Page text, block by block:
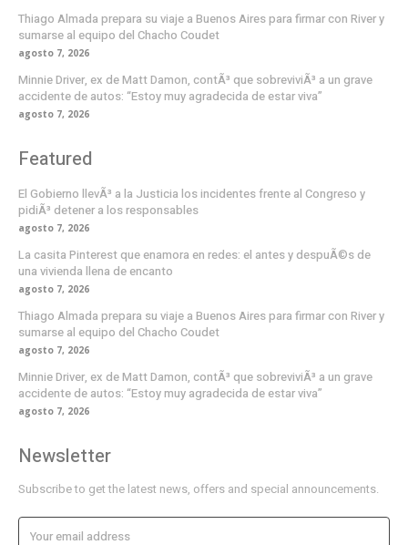
Thiago Almada prepara su viaje a Buenos Aires para firmar con River y
sumarse al equipo del Chacho Coudet
agosto 7, 2026
Minnie Driver, ex de Matt Damon, contÃ³ que sobreviviÃ³ a un grave
accidente de autos: “Estoy muy agradecida de estar viva”
agosto 7, 2026
Featured
El Gobierno llevÃ³ a la Justicia los incidentes frente al Congreso y
pidiÃ³ detener a los responsables
agosto 7, 2026
La casita Pinterest que enamora en redes: el antes y despuÃ©s de
una vivienda llena de encanto
agosto 7, 2026
Thiago Almada prepara su viaje a Buenos Aires para firmar con River y
sumarse al equipo del Chacho Coudet
agosto 7, 2026
Minnie Driver, ex de Matt Damon, contÃ³ que sobreviviÃ³ a un grave
accidente de autos: “Estoy muy agradecida de estar viva”
agosto 7, 2026
Newsletter
Subscribe to get the latest news, offers and special announcements.